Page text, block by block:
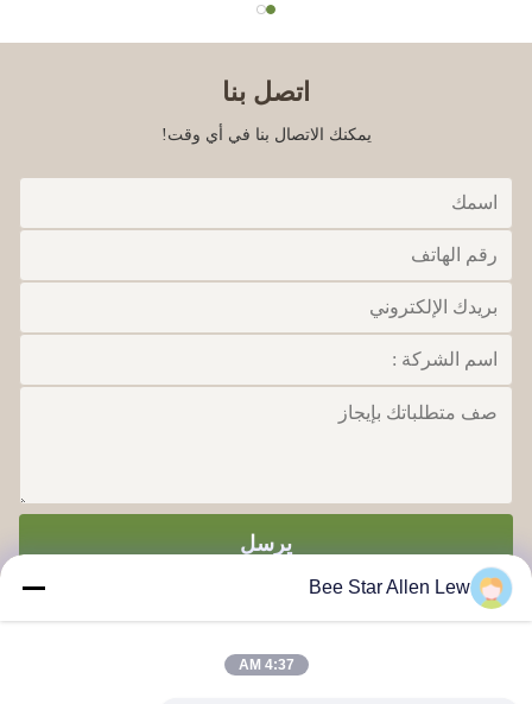
اتصل بنا
يمكنك الاتصال بنا في أي وقت!
يرسل
Bee Star Allen Lew
4:37 AM